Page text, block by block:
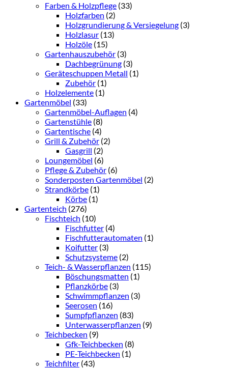
Farben & Holzpflege (33)
Holzfarben (2)
Holzgrundierung & Versiegelung (3)
Holzlasur (13)
Holzöle (15)
Gartenhauszubehör (3)
Dachbegrünung (3)
Geräteschuppen Metall (1)
Zubehör (1)
Holzelemente (1)
Gartenmöbel (33)
Gartenmöbel-Auflagen (4)
Gartenstühle (8)
Gartentische (4)
Grill & Zubehör (2)
Gasgrill (2)
Loungemöbel (6)
Pflege & Zubehör (6)
Sonderposten Gartenmöbel (2)
Strandkörbe (1)
Körbe (1)
Gartenteich (276)
Fischteich (10)
Fischfutter (4)
Fischfutterautomaten (1)
Koifutter (3)
Schutzsysteme (2)
Teich- & Wasserpflanzen (115)
Böschungsmatten (1)
Pflanzkörbe (3)
Schwimmpflanzen (3)
Seerosen (16)
Sumpfpflanzen (83)
Unterwasserpflanzen (9)
Teichbecken (9)
Gfk-Teichbecken (8)
PE-Teichbecken (1)
Teichfilter (43)